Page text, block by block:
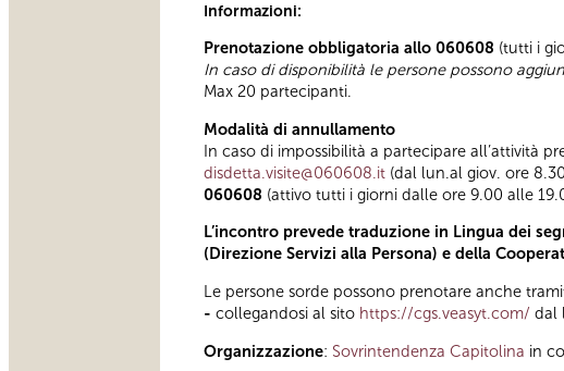
Informazioni:
Prenotazione obbligatoria allo 060608 (tutti i
In caso di disponibilità le persone possono
Max 20 partecipanti.
Modalità di annullamento
In caso di impossibilità a partecipare all’attività
disdetta.visite@060608.it (dal lun.al giov. ore
060608 (attivo tutti i giorni dalle ore 9.00 alle
L’incontro prevede traduzione in Lingua dei
(Direzione Servizi alla Persona) e della
Le persone sorde possono prenotare anche
- collegandosi al sito https://cgs.veasyt.com/ dal
Organizzazione: Sovrintendenza Capitolina in